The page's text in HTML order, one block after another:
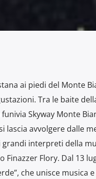
ai piedi del Monte
Tra le baite
Skyway Monte
lascia avvolgere dalle
grandi interpreti della
Flory. Dal 13
che unisce musica